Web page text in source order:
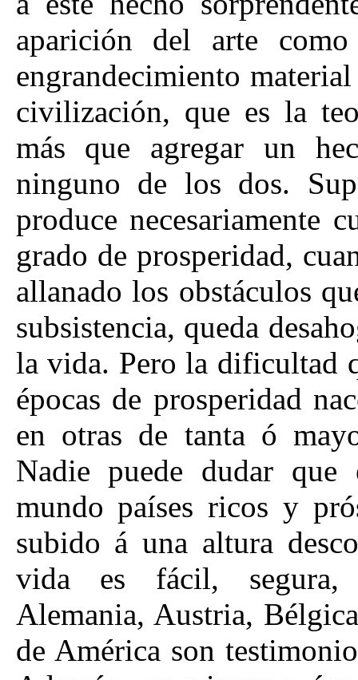
aparición del arte
engrandecimiento
civilización, que es la
más que agregar un
ninguno de los dos.
produce necesariamente
grado de prosperidad,
allanado los obstáculos
subsistencia, queda
la vida. Pero la dificultad
épocas de prosperidad
en otras de tanta ó
Nadie puede dudar
mundo países ricos y
subido á una altura
vida es fácil, segura,
Alemania, Austria,
de América son